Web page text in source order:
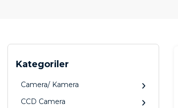
Kategoriler
Camera/ Kamera
CCD Camera